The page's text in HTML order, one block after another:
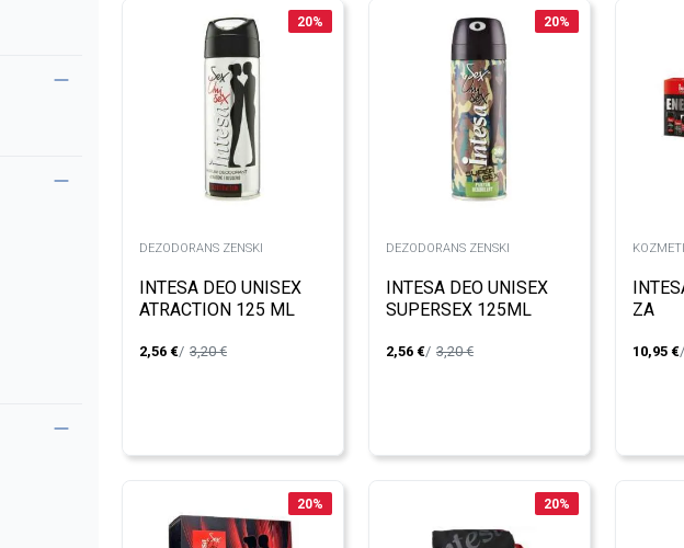
20%
DEZODORANS ZENSKI
INTESA DEO UNISEX
ATRACTION 125 ML
2,56 € 3,20€
20%
DEZODORANS ZENSKI
INTESA DEO UNISEX
SUPERSEX 125ML
2,56 € 3,20€
ZA
ZA
10,95 €
20% 20%